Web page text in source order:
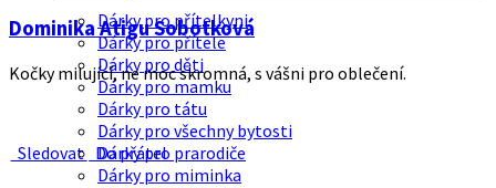
Dárky pro přítelkyni
Dárky pro přítele
Dárky pro děti
Dárky pro mamku
Dárky pro tátu
Dárky pro všechny bytosti
Dárky pro prarodiče
Dárky pro miminka
Dominika Atigu Sobotková
Kočky milující, ne moc skromná, s vášni pro oblečení.
Sledovat Do přátel